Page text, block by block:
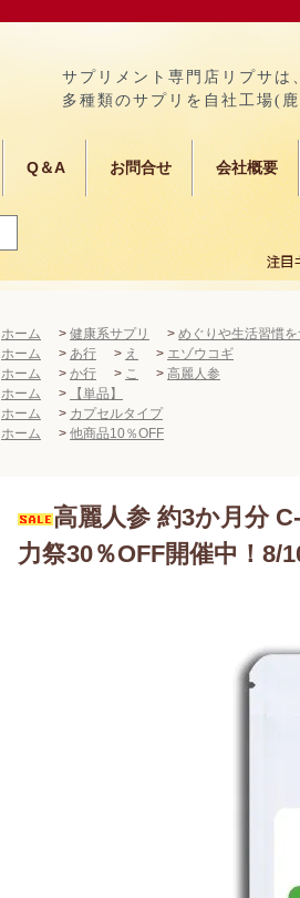
サプリメント専門店リプサは
多種類のサプリを自社工場(
Q＆A お問合せ 会社概要
ホーム > 健康系サプリ > めぐりや生活習慣を
ホーム
> あ行 > え > エゾウコギ
ホーム
> か行 > こ > 高麗人参
ホーム
>
【単品】
ホーム
> カプセルタイプ
ホーム
> 他商品10％OFF
高麗人参 約3か月分
力祭30％OFF開催中！8/